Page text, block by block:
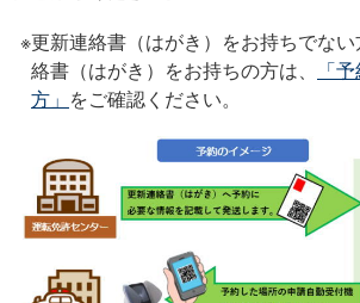
更新連絡書（はがき）をお持ちでな
絡書（はがき）をお持ちの方は、
「
方」 をご確認ください。